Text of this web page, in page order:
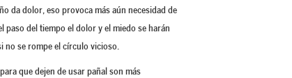
da dolor, eso provoca más aún necesidad de
paso del tiempo el dolor y el miedo se harán
no se rompe el círculo vicioso.
que dejen de usar pañal son más